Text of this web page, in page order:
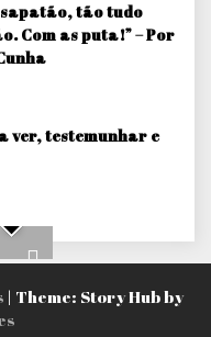
sapatão, tão tudo
Com as puta!” – Por
ver, testemunhar e
| Theme: Story Hub by